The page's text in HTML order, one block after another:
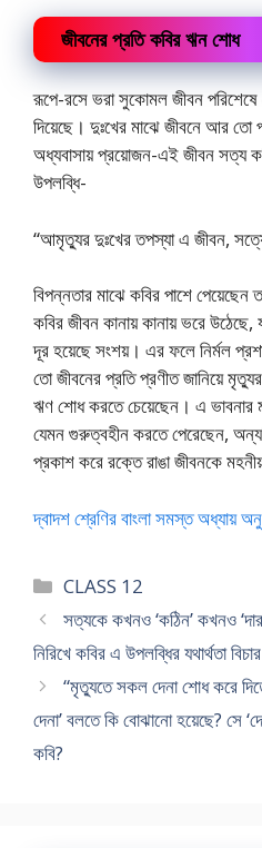
জীবনের প্রতি কবির ঋন শোধ
রূপে-রসে ভরা সুকোমল জীবন
দিয়েছে। দুঃখের মাঝে জীবনে আর তো
অধ্যবাসায় প্রয়োজন-এই জীবন সত্য
উপলব্ধি-
“আমৃত্যুর দুঃখের তপস্যা এ জীবন,
বিপন্নতার মাঝে কবির পাশে
কবির জীবন কানায় কানায় ভরে
দূর হয়েছে সংশয়। এর ফলে নির্মল
তো জীবনের প্রতি প্রণীত জানিয়ে
ঋণ শোধ করতে চেয়েছেন। এ ভাবনার
যেমন গুরুত্বহীন করতে পেরেছেন,
প্রকাশ করে রক্তে রাঙা জীবনকে
দ্বাদশ শ্রেণির বাংলা সমস্ত অধ্যায়
Categories
CLASS 12
সত্যকে কখনও ‘কঠিন’ কখন‌ও
নিরিখে কবির এ উপলব্ধির যথার্থতা
“মৃত্যুতে সকল দেনা শোধ করে
দেনা’ বলতে কি বোঝানো হয়েছে? সে
কবি?